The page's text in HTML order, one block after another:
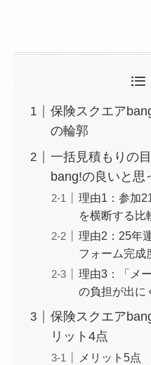
保険スクエア
の輪郭
一括見積もりの
bang!の良いと思
理由1：参加
を横断する比
理由2：25年
フォーム完成
理由3：「メ
の負担が出に
保険スクエア
リット4点
メリット5点